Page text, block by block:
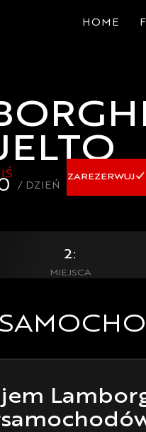
HOME
/ DZIEŃ
ZAREZERWUJ
2:
MIEJSCA
V12: